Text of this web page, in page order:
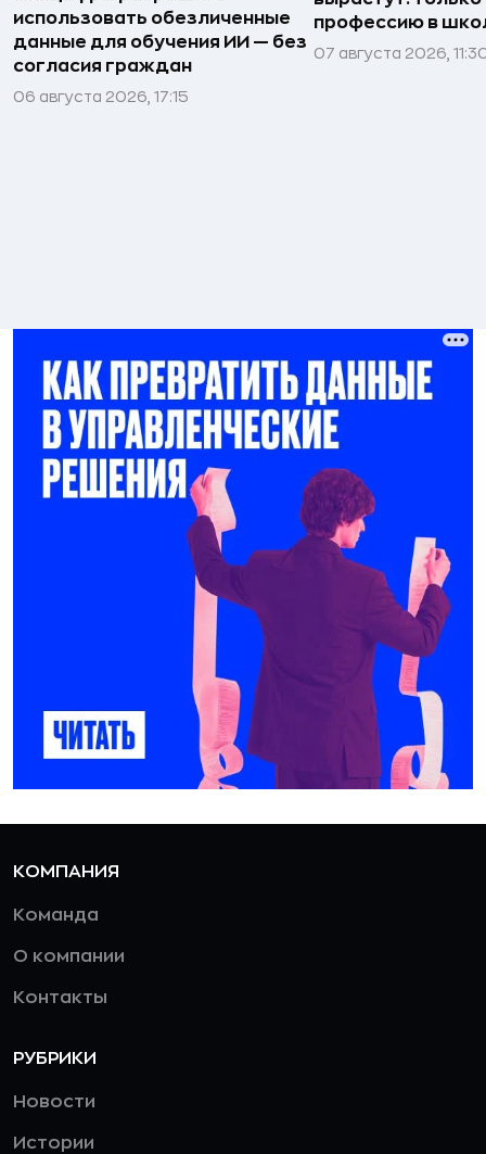
использовать обезличенные
данные для обучения ИИ — без
согласия граждан
06 августа 2026, 17:15
профессию в
07 августа 2026,
КОМПАНИЯ
Команда
О компании
Контакты
РУБРИКИ
Новости
Истории